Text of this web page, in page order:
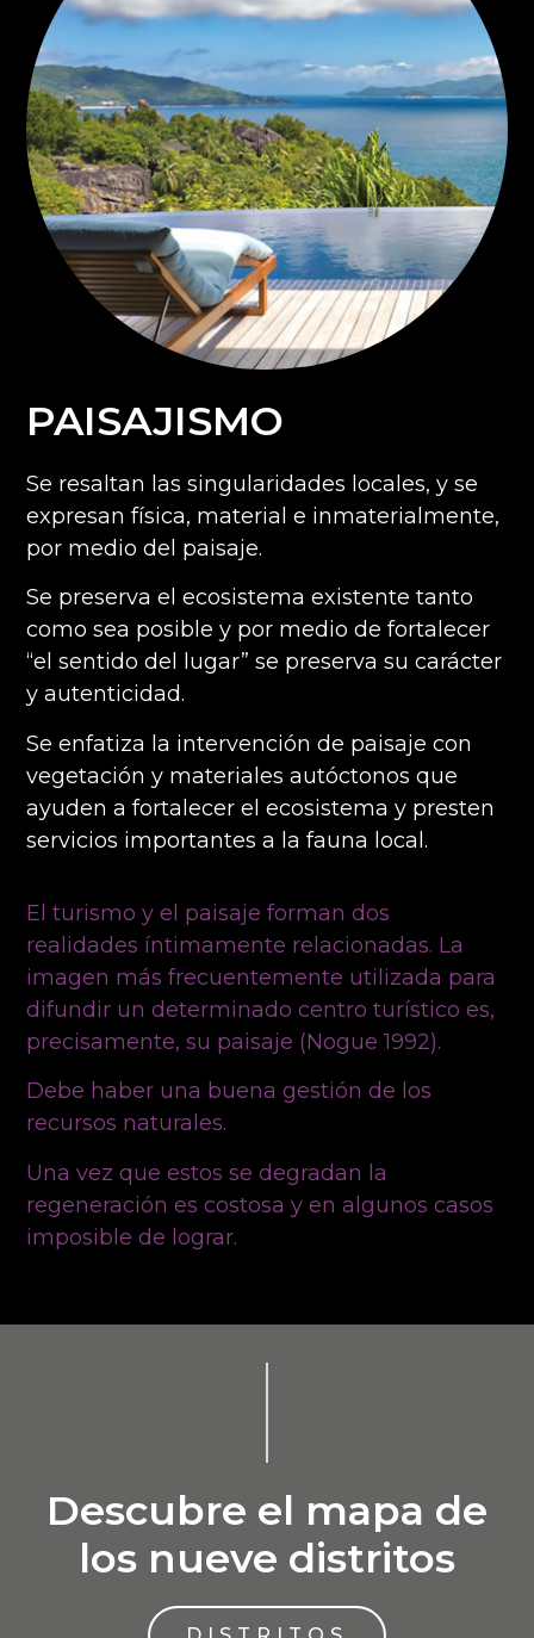
PAISAJISMO​
Se resaltan las singularidades locales, y se
expresan física, material e inmaterialmente,
por medio del paisaje.
Se preserva el ecosistema existente tanto
como sea posible y por medio de fortalecer
“elsentido del lugar” se preserva su carácter
y autenticidad.
Se enfatiza la intervención de paisaje con
vegetación y materiales autóctonos que
ayuden a fortalecer el ecosistema y presten
servicios importantes a la fauna local.
El turismo y el paisaje forman dos
realidades íntimamente relacionadas. La
imagen más frecuentemente utilizada para
difundir un determinado centro turístico es,
precisamente, su paisaje (Nogue 1992).
Debe haber una buena gestión de los
recursos naturales.
Una vez que estos se degradan la
regeneración es costosa y en algunos casos
imposible de lograr.
Descubre el mapa de
los nueve distritos